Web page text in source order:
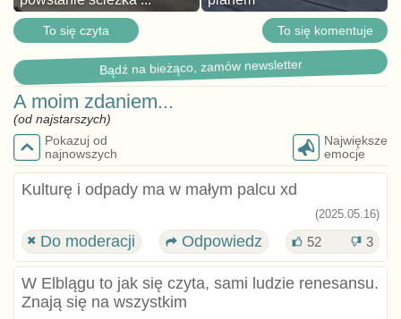
To się czyta To się komentuje
Bądź na bieżąco, zamów newsletter
A moim zdaniem...
(od najstarszych)
Pokazuj od
najnowszych
Największe
emocje
Kulturę i odpady ma w małym palcu xd
(2025.05.16)
Do moderacji Odpowiedz 52 3
W Elblągu to jak się czyta, sami ludzie renesansu.
Znają się na wszystkim